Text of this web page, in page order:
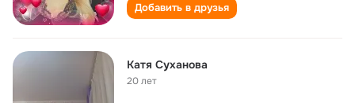
Добавить в друзья
Катя Суханова
20 лет